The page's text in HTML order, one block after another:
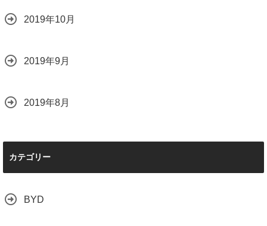
2019年10月
2019年9月
2019年8月
カテゴリー
BYD